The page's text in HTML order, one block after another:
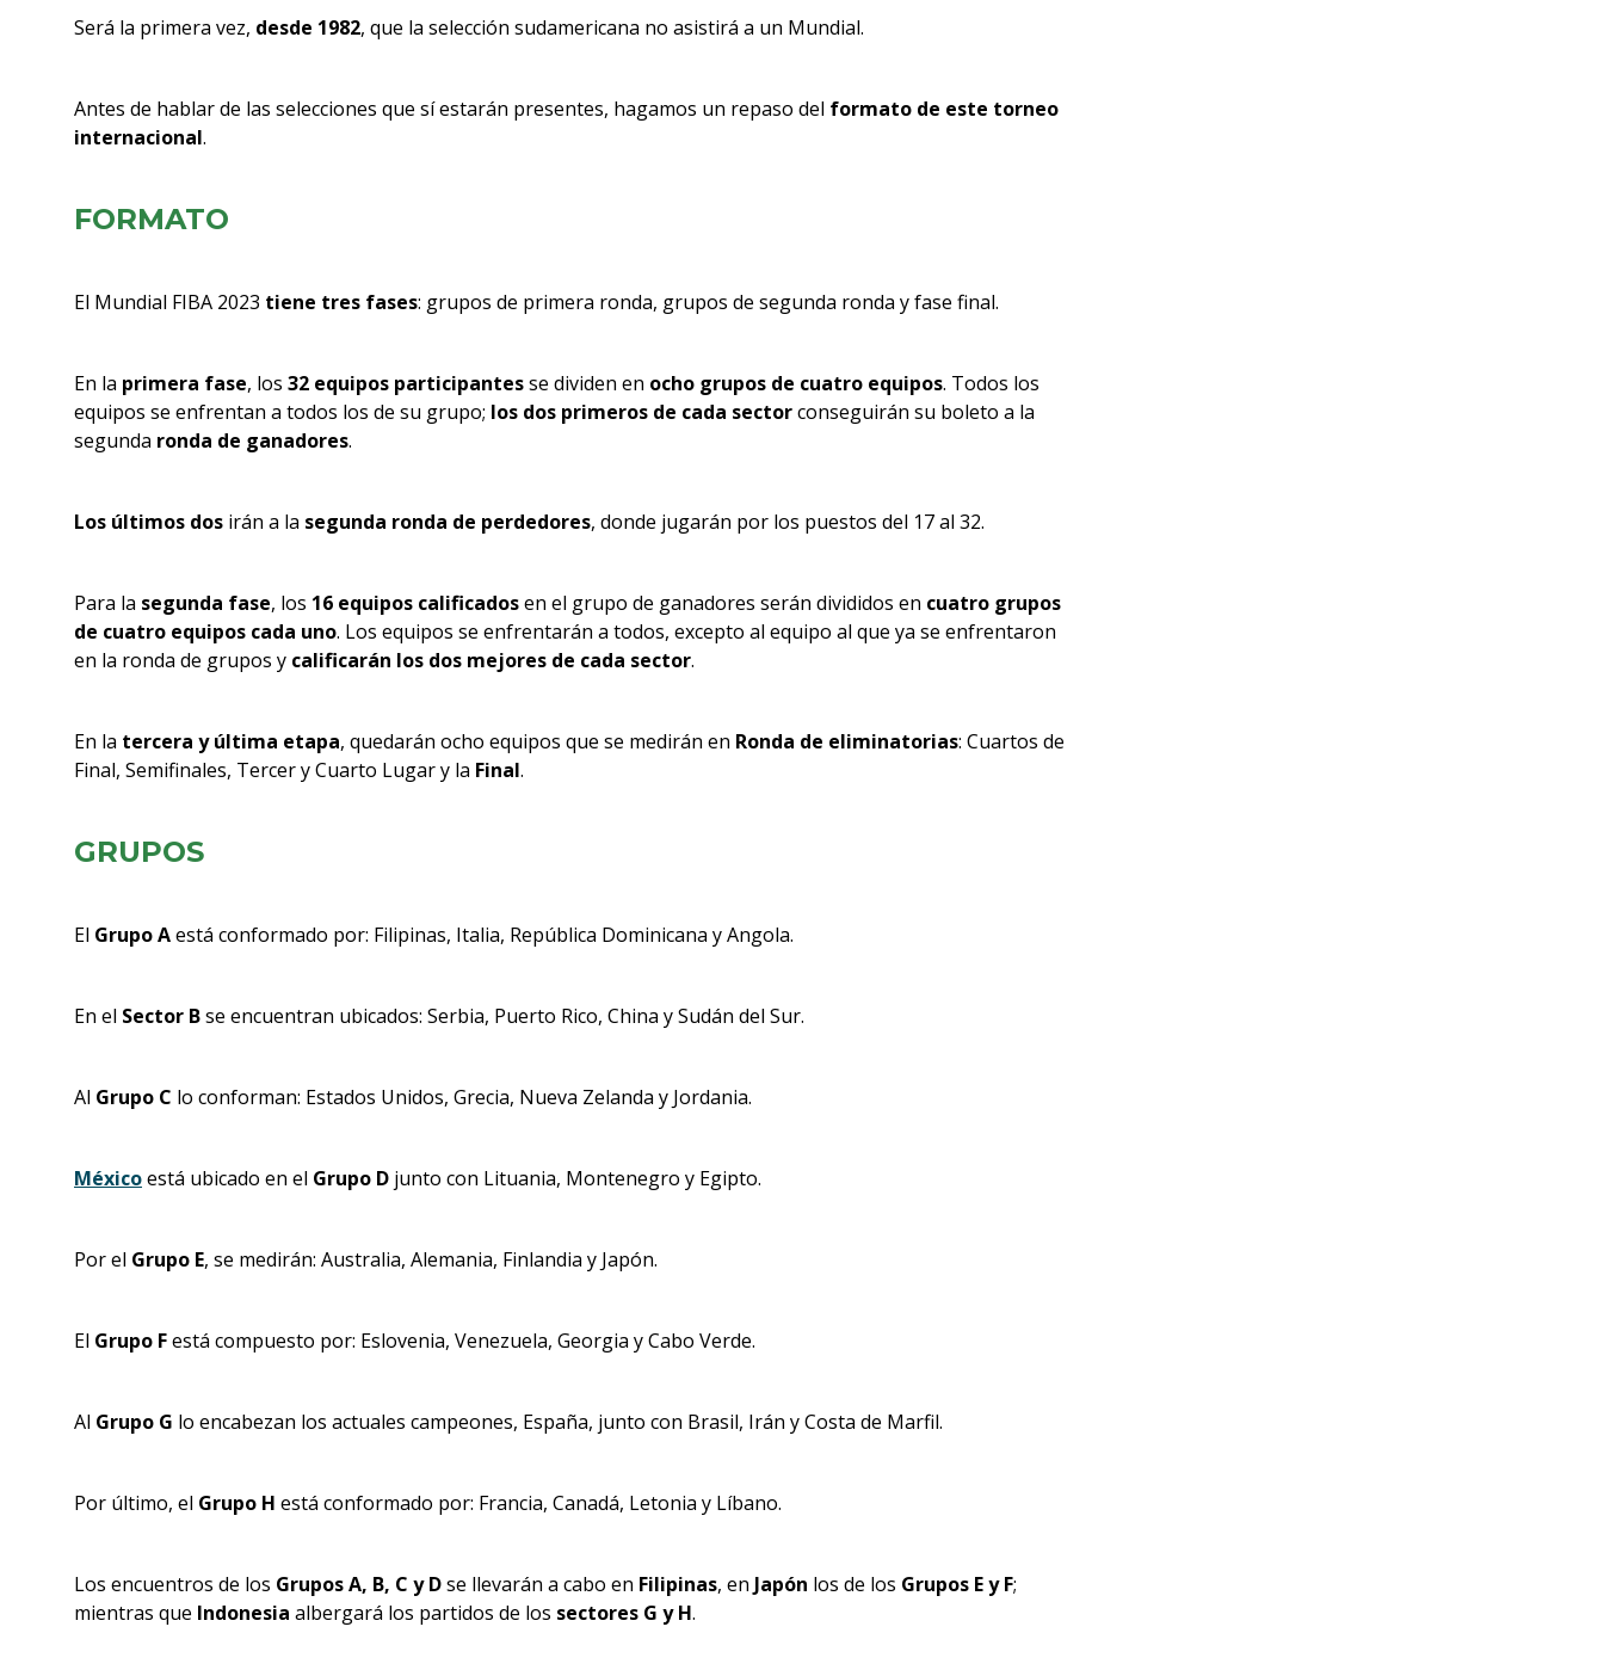
Será la primera vez, desde 1982, que la selección sudamericana no asistirá a un Mundial.
Antes de hablar de las selecciones que sí estarán presentes, hagamos un repaso del formato de este torneo
internacional.
FORMATO
El Mundial FIBA 2023 tiene tres fases: grupos de primera ronda, grupos de segunda ronda y fase final.
En la primera fase, los 32 equipos participantesse dividen en ocho grupos de cuatro equipos. Todos los
equipos se enfrentan a todos los de su grupo; los dos primeros de cada sectorconseguirán su boleto a la
segunda ronda de ganadores.
Los últimos dos irán a la segunda ronda de perdedores, donde jugarán por los puestos del 17 al 32.
Para la segunda fase, los 16 equipos calificadosen el grupo de ganadores serán divididos en cuatro grupos
de cuatro equipos cada uno. Los equipos se enfrentarán a todos, excepto al equipo al que ya se enfrentaron
en la ronda de grupos y calificarán los dos mejores de cada sector.
En la tercera y última etapa, quedarán ocho equipos que se medirán en Ronda de eliminatorias: Cuartos de
Final, Semifinales, Tercer y Cuarto Lugar y la Final.
GRUPOS
El Grupo Aestá conformado por: Filipinas, Italia, República Dominicana y Angola.
En el Sector Bse encuentran ubicados: Serbia, Puerto Rico, China y Sudán del Sur.
Al Grupo C lo conforman: Estados Unidos, Grecia, Nueva Zelanda y Jordania.
Méxicoestá ubicado en el Grupo D junto con Lituania, Montenegro y Egipto.
Por el Grupo E, se medirán: Australia, Alemania, Finlandia y Japón.
El Grupo Festá compuesto por: Eslovenia, Venezuela, Georgia y Cabo Verde.
Al Grupo G lo encabezan los actuales campeones, España, junto con Brasil, Irán y Costa de Marfil.
Por último, el Grupo H está conformado por: Francia, Canadá, Letonia y Líbano.
Los encuentros de los Grupos A, B, C y Dse llevarán a cabo en Filipinas, en Japón los de los Grupos E y F;
mientras que Indonesia albergará los partidos de los sectores G y H.